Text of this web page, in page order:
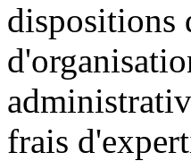
dispositions
frais